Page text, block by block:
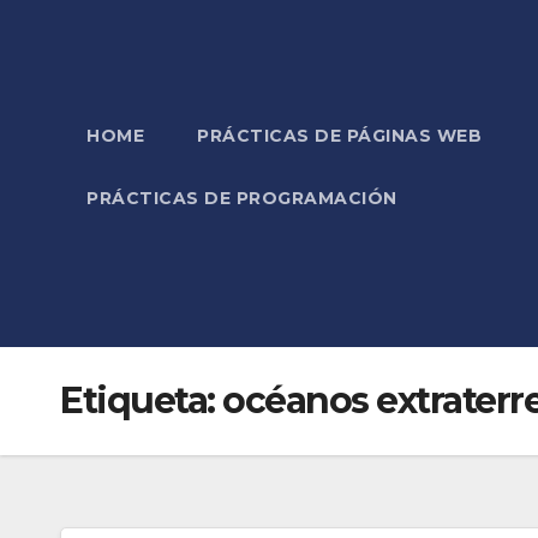
HOME PRÁCTICAS DE PÁGINAS WEB
PRÁCTICAS DE PROGRAMACIÓN
Etiqueta:océanos